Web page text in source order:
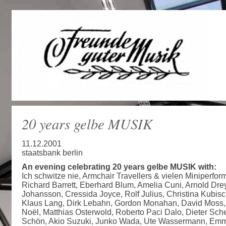
20 years gelbe MUSIK
11.12.2001
staatsbank berlin
An evening celebrating 20 years gelbe MUSIK with:
Ich schwitze nie, Armchair Travellers & vielen
Richard Barrett, Eberhard Blum, Amelia Cuni, Arnold
Johansson, Cressida Joyce, Rolf Julius, Christina
Klaus Lang, Dirk Lebahn, Gordon Monahan, David
Noël, Matthias Osterwold, Roberto Paci Dalo, Dieter
Schön, Akio Suzuki, Junko Wada, Ute Wassermann,